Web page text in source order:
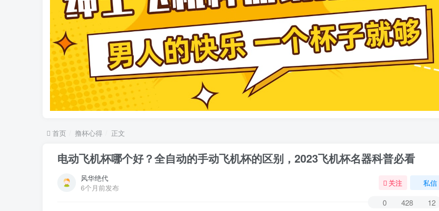
首页 撸杯心得 正文
电动飞机杯哪个好？全自动的手动飞机杯的区别，2023飞机杯名器科普必看
风华绝代
6个月前发布
关注 私信
0 428 12